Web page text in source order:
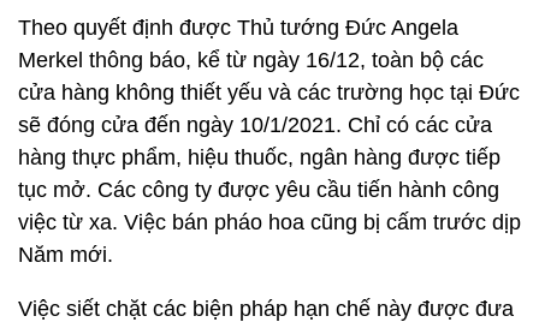
Theo quyết định được Thủ tướng Đức Angela
Merkel thông báo, kể từ ngày 16/12, toàn bộ các
cửa hàng không thiết yếu và các trường học tại Đức
sẽ đóng cửa đến ngày 10/1/2021. Chỉ có các cửa
hàng thực phẩm, hiệu thuốc, ngân hàng được tiếp
tục mở. Các công ty được yêu cầu tiến hành công
việc từ xa. Việc bán pháo hoa cũng bị cấm trước dịp
Năm mới.
Việc siết chặt các biện pháp hạn chế này được đưa